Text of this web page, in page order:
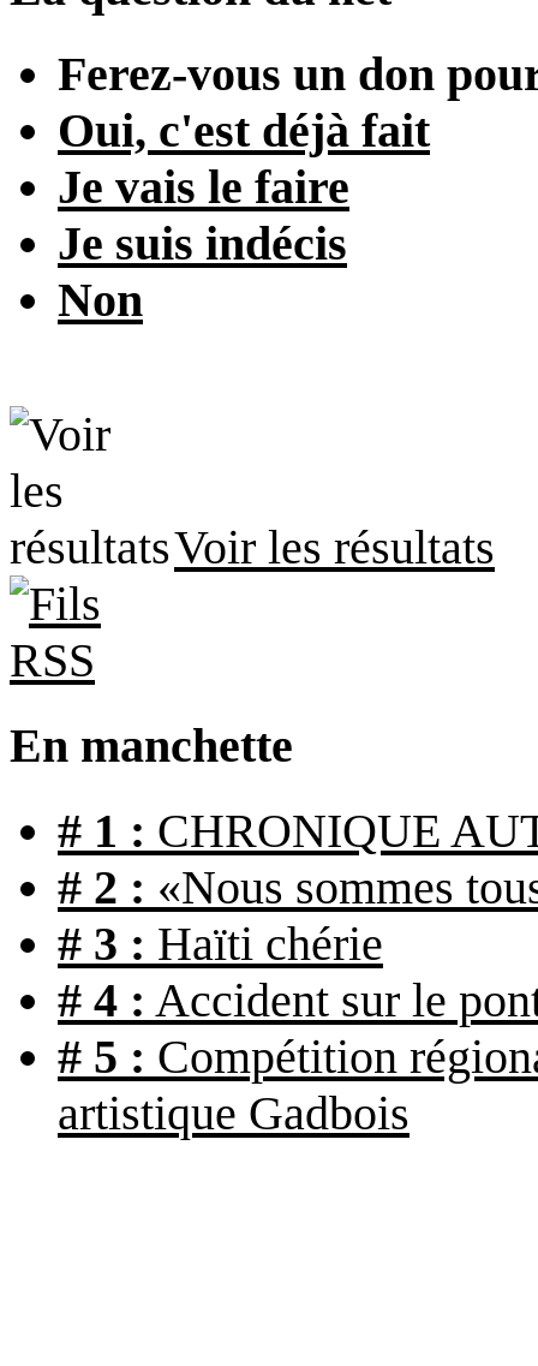
Ferez-vous un don
Oui, c'est déjà fait
Je vais le faire
Je suis indécis
Non
Voir les résultats
En manchette
# 1 : CHRONIQUE
# 2 : «Nous sommes
# 3 : Haïti chérie
# 4 : Accident sur le
# 5 : Compétition
artistique Gadbois